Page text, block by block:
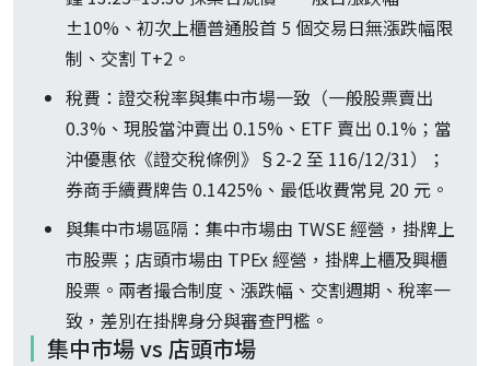
±10%、初次上櫃普通股首 5 個交易日無漲跌幅限
制、交割 T+2。
稅費：證交稅率與集中市場一致（一般股票賣出
0.3%、現股當沖賣出 0.15%、ETF 賣出 0.1%；當
沖優惠依《證交稅條例》§2-2 至 116/12/31）；
券商手續費牌告 0.1425%、最低收費常見 20 元。
與集中市場區隔：集中市場由 TWSE 經營，掛牌上
市股票；店頭市場由 TPEx 經營，掛牌上櫃及興櫃
股票。兩者撮合制度、漲跌幅、交割週期、稅率一
致，差別在掛牌身分與審查門檻。
集中市場 vs 店頭市場